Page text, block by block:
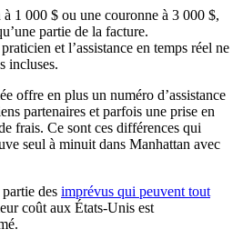
à 1 000 $ ou une couronne à 3 000 $,
partie de la facture.
et l’assistance en temps réel ne
incluses.
offre en plus un numéro d’assistance
partenaires et parfois une prise en
frais. Ce sont ces différences qui
seul à minuit dans Manhattan avec
des imprévus qui peuvent tout
coût aux États-Unis est